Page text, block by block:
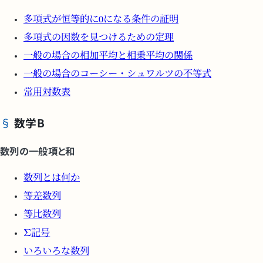
多項式が恒等的に0になる条件の証明
多項式の因数を見つけるための定理
一般の場合の相加平均と相乗平均の関係
一般の場合のコーシー・シュワルツの不等式
常用対数表
数学B
数列の一般項と和
数列とは何か
等差数列
等比数列
記号
いろいろな数列